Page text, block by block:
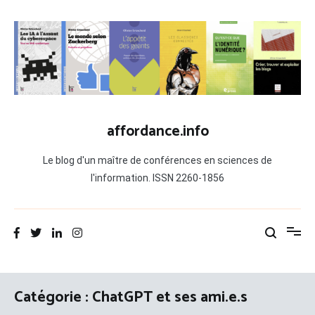
contenu
affordance.info
Le blog d'un maître de conférences en sciences de
l'information. ISSN 2260-1856
Catégorie :ChatGPT et ses ami.e.s